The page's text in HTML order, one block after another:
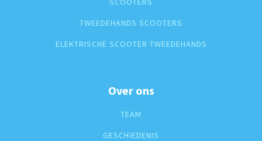
TWEEDEHANDS SCOOTERS
ELEKTRISCHE SCOOTER TWEEDEHANDS
Over ons
TEAM
GESCHIEDENIS